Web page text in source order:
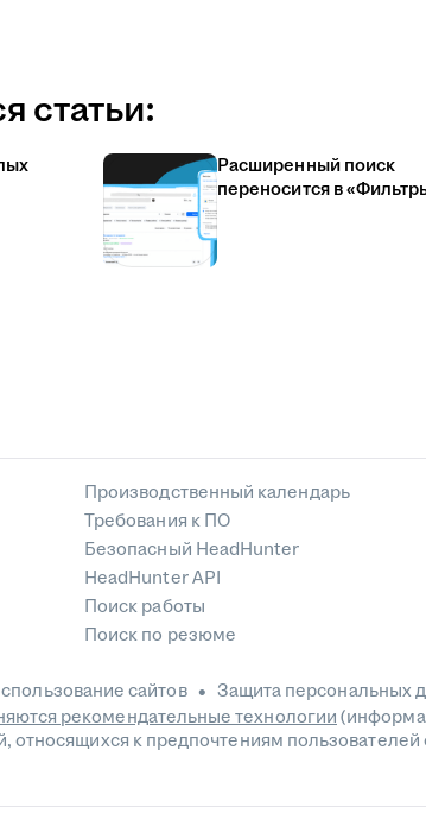
статьи:
Расширенный поиск
переносится в
Производственный календарь
Требования к ПО
Безопасный HeadHunter
HeadHunter API
Поиск работы
Поиск по резюме
сайтов
Защита персональных
рекомендательные технологии
относящихся к предпочтениям